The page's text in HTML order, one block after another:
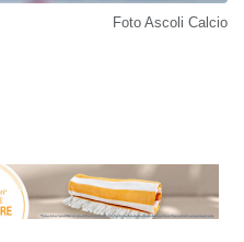
Foto Ascoli Calcio